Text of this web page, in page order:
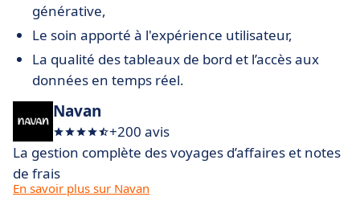
générative,
Le soin apporté à l'expérience utilisateur,
La qualité des tableaux de bord et l’accès aux
données en temps réel.
Navan
+200 avis
La gestion complète des voyages d’affaires et notes
de frais
En savoir plus sur Navan